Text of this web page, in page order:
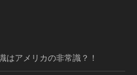
はアメリカの非常識？！